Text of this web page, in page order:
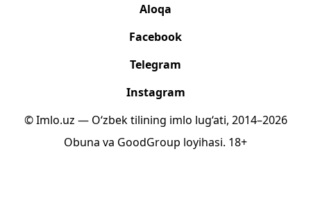
Aloqa
Facebook
Telegram
Instagram
© Imlo.uz — O‘zbek tilining imlo lug‘ati, 2014–2026
Obuna va GoodGroup loyihasi. 18+